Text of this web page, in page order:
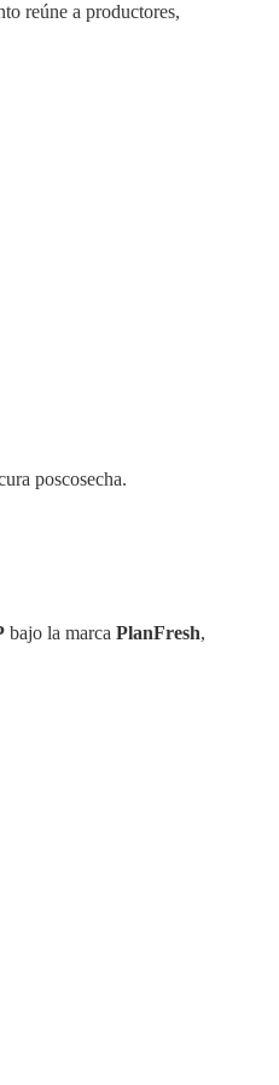
reúne a productores,
poscosecha.
bajo la marca PlanFresh,